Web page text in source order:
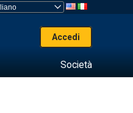
Accedi
Società